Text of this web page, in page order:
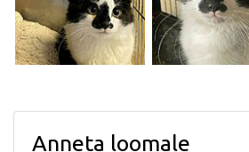
Anneta loomale